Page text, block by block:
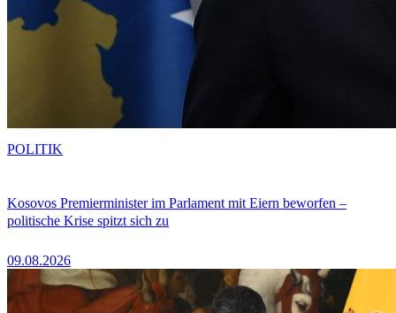
Kosovos Premierminister im Parlament mit Eiern beworfen –
politische Krise spitzt sich zu
09.08.2026
POLITIK